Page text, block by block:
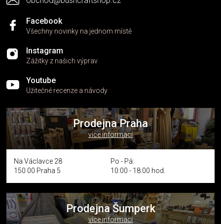
Facebook
Všechny novinky na jednom místě
Instagram
Zážitky z našich výprav
Youtube
Užitečné recenze a návody
Prodejna Praha
více informací
Na Václavce 28
150 00 Praha 5
Po - Pá:
10:00 - 18:00 hod.
Prodejna Šumperk
více informací